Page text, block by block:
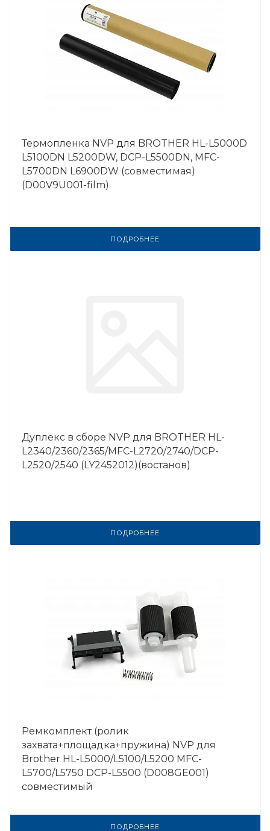
Термопленка NVP для BROTHER HL-L5000D
L5100DN L5200DW, DCP-L5500DN, MFC-
L5700DN L6900DW (совместимая)
(D00V9U001-film)
ПОДРОБНЕЕ
Дуплекс в сборе NVP для BROTHER HL-
L2340/2360/2365/MFC-L2720/2740/DCP-
L2520/2540 (LY2452012)(востанов)
ПОДРОБНЕЕ
Ремкомплект (ролик
захвата+площадка+пружина) NVP для
Brother HL-L5000/L5100/L5200 MFC-
L5700/L5750 DCP-L5500 (D008GE001)
совместимый
ПОДРОБНЕЕ